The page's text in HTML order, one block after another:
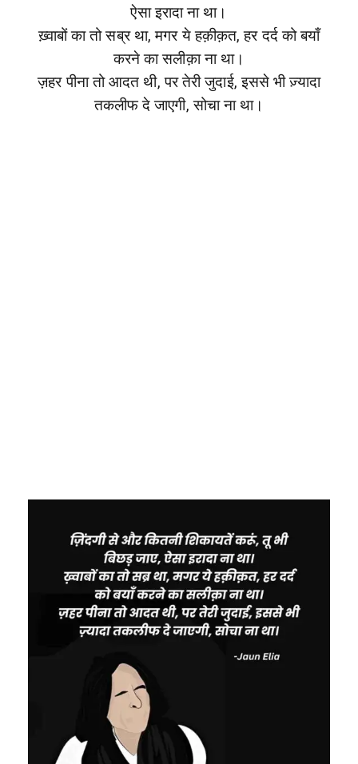
ऐसा इरादा ना था।
ख़्वाबों का तो सब्र था, मगर ये हक़ीक़त, हर दर्द को बयाँ
करने का सलीक़ा ना था।
ज़हर पीना तो आदत थी, पर तेरी जुदाई, इससे भी ज़्यादा
तकलीफ दे जाएगी, सोचा ना था।